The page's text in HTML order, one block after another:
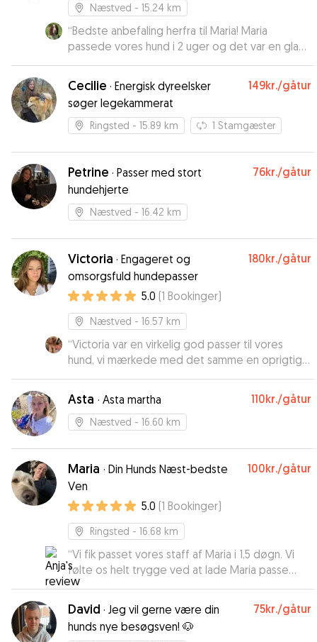
Næstved - 15.24 km
“Bedste anbefaling herfra til Maria! Maria
passede vores hund i 2 uger og det var en glad
og tilfreds hund vi hentede! Maria har stor viden
om hunde, er ansvarlig og fleksibel. Vi har været
100 % trygge ved at overlade vores hund hos
Maria og hendes familie.
Cecilie · Energisk dyreelsker
søger legekammerat
149kr./gåtur
Ringsted - 15.89 km 1 Stamgæster
Petrine · Passer med stort
hundehjerte
76kr./gåtur
Næstved - 16.42 km
Victoria · Engageret og
omsorgsfuld hundepasser
180kr./gåtur
5.0 (1 Bookinger)
Næstved - 16.57 km
“Victoria var en virkelig god passer til vores
hund, vi mærkede med det samme en oprigtig
interesse og stor nærvær. Vores hund kom glad
og rolig hjem Vi vil helt klart bruge Victoria igen
Asta · Asta martha 110kr./gåtur
Næstved - 16.60 km
Maria · Din Hunds Næst-bedste
Ven
100kr./gåtur
5.0 (1 Bookinger)
Ringsted - 16.68 km
“Vi fik passet vores staff af Maria i 1,5 døgn. Vi
følte os helt trygge ved at lade Maria passe
vores staff. De to har hygget sig og det var en
træt og afslappet hund, vi hentede. Det er ikke
sidste gang, at vi benytter os af Maria. ”
David · Jeg vil gerne være din
hunds nye besøgsven! 🐶
75kr./gåtur